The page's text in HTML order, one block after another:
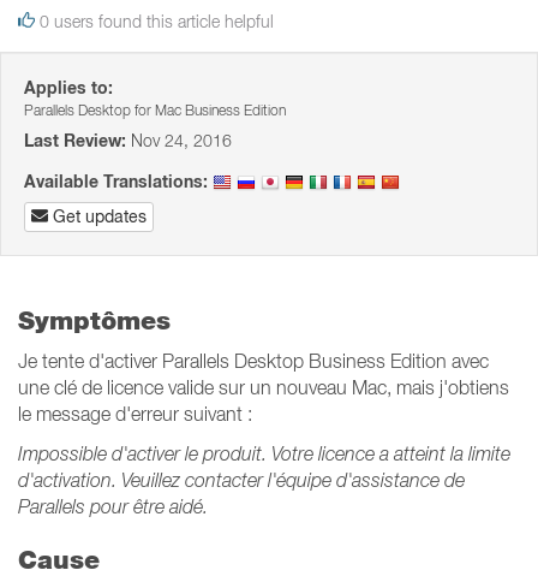
0 users found this article helpful
Applies to:
Parallels Desktop for Mac Business Edition
Last Review: Nov 24, 2016
Available Translations:
Get updates
Symptômes
Je tente d'activer Parallels Desktop Business Edition avec
une clé de licence valide sur un nouveau Mac, mais j'obtiens
le message d'erreur suivant :
Impossible d'activer le produit. Votre licence a atteint la limite
d'activation. Veuillez contacter l'équipe d'assistance de
Parallels pour être aidé.
Cause